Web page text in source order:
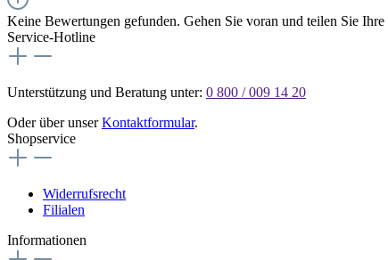
Keine Bewertungen gefunden. Gehen Sie voran und teilen Sie Ihre
Service-Hotline
Unterstützung und Beratung unter: 0 800 / 009 14 20
Oder über unserKontaktformular.
Shopservice
Widerrufsrecht
Filialen
Informationen